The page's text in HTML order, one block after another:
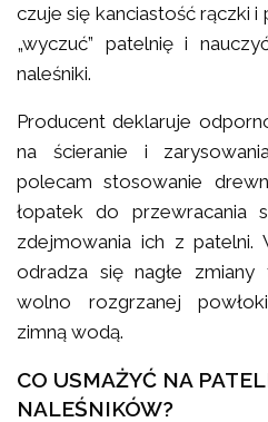
czuje się kanciastość rączki
„wyczuć” patelnię i
naleśniki.
Producent deklaruje
na ścieranie i
polecam stosowanie
łopatek do przewracania
zdejmowania ich z patelni.
odradza się nagłe zmiany
wolno rozgrzanej
zimną wodą.
CO USMAŻYĆ NA
NALEŚNIKÓW?